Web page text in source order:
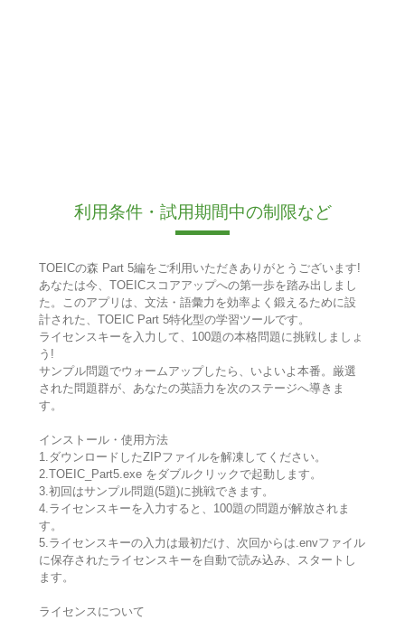
利用条件・試用期間中の制限など
TOEICの森 Part 5編をご利用いただきありがとうございます!
あなたは今、TOEICスコアアップへの第一歩を踏み出しまし
た。このアプリは、文法・語彙力を効率よく鍛えるために設
計された、TOEIC Part 5特化型の学習ツールです。
ライセンスキーを入力して、100題の本格問題に挑戦しましょ
う!
サンプル問題でウォームアップしたら、いよいよ本番。厳選
された問題群が、あなたの英語力を次のステージへ導きま
す。
インストール・使用方法
1.ダウンロードしたZIPファイルを解凍してください。
2.TOEIC_Part5.exe をダブルクリックで起動します。
3.初回はサンプル問題(5題)に挑戦できます。
4.ライセンスキーを入力すると、100題の問題が解放されま
す。
5.ライセンスキーの入力は最初だけ、次回からは.envファイル
に保存されたライセンスキーを自動で読み込み、スタートし
ます。
ライセンスについて